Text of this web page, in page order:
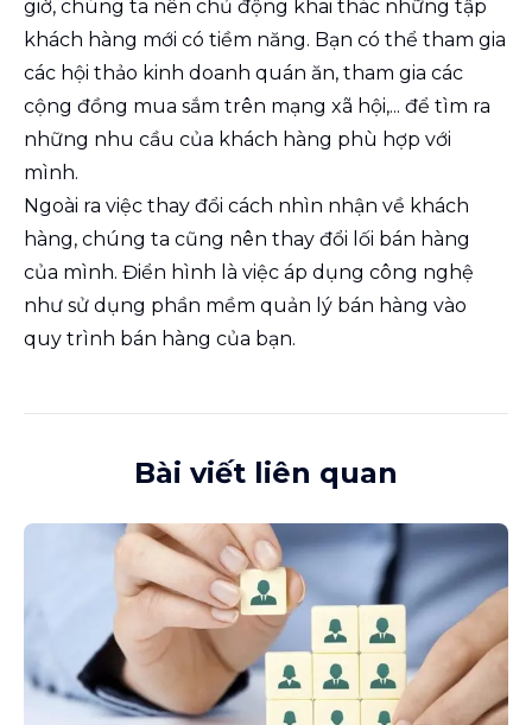
giờ, chúng ta nên chủ động khai thác những tập
khách hàng mới có tiềm năng. Bạn có thể tham gia
các hội thảo kinh doanh quán ăn, tham gia các
cộng đồng mua sắm trên mạng xã hội,... để tìm ra
những nhu cầu của khách hàng phù hợp với
mình.
Ngoài ra việc thay đổi cách nhìn nhận về khách
hàng, chúng ta cũng nên thay đổi lối bán hàng
của mình. Điển hình là việc áp dụng công nghệ
như sử dụng phần mềm quản lý bán hàng vào
quy trình bán hàng của bạn.
Bài viết liên quan